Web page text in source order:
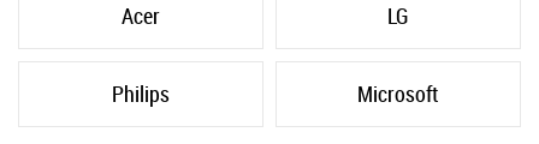
Acer LG
Philips Microsoft